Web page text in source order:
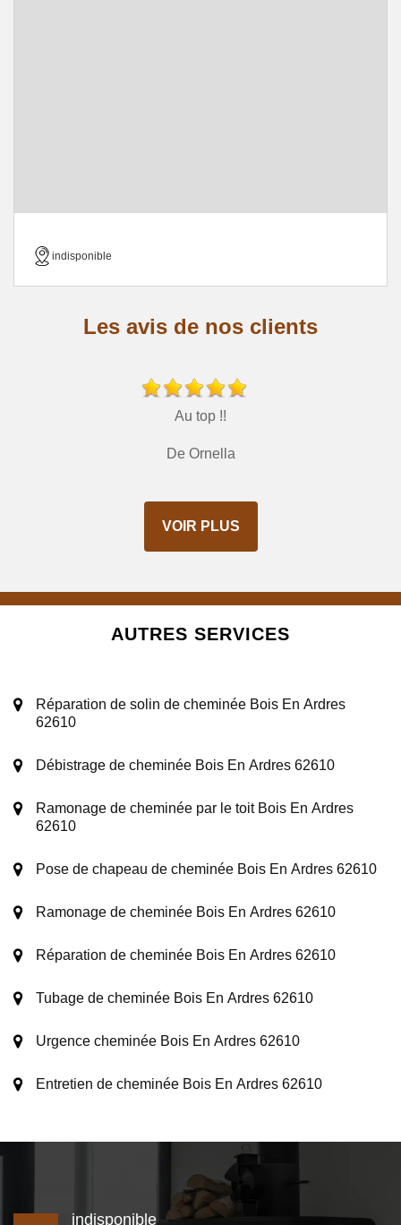
indisponible
Les avis de nos clients
Au top !!
De Ornella
VOIR PLUS
AUTRES SERVICES
Réparation de solin de cheminée Bois En Ardres
62610
Débistrage de cheminée Bois En Ardres 62610
Ramonage de cheminée par le toit Bois En Ardres
62610
Pose de chapeau de cheminée Bois En Ardres 62610
Ramonage de cheminée Bois En Ardres 62610
Réparation de cheminée Bois En Ardres 62610
Tubage de cheminée Bois En Ardres 62610
Urgence cheminée Bois En Ardres 62610
Entretien de cheminée Bois En Ardres 62610
indisponible